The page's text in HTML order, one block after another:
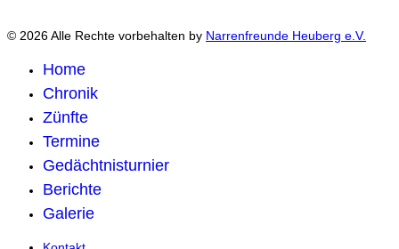
© 2026 Alle Rechte vorbehalten by Narrenfreunde Heuberg e.V.
Home
Chronik
Zünfte
Termine
Gedächtnisturnier
Berichte
Galerie